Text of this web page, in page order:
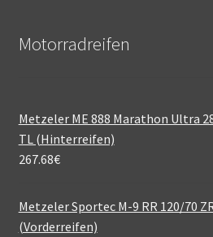
Motorradreifen
Metzeler ME 888 Marathon Ultra
TL (Hinterreifen)
267.68€
Metzeler Sportec M-9 RR 120/70
(Vorderreifen)